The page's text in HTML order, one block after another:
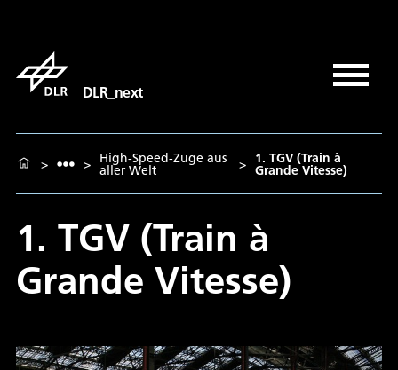
DLR_next
> > High-Speed-Züge aus
aller Welt > 1. TGV (Train à
Grande Vitesse)
1. TGV (Train à
Grande Vitesse)